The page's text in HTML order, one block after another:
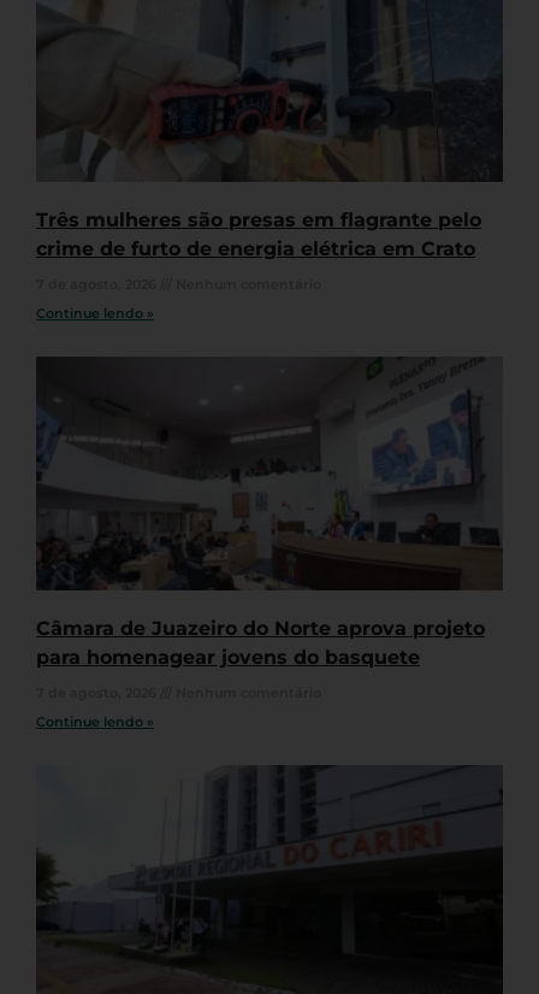
Três mulheres são presas em flagrante pelo
crime de furto de energia elétrica em Crato
Continue lendo »
Câmara de Juazeiro do Norte aprova projeto
para homenagear jovens do basquete
Continue lendo »